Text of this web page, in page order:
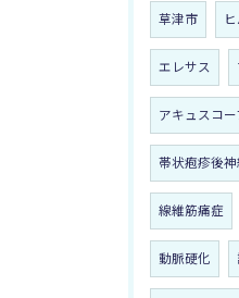
草津市
エレサス
アキュスコー
帯状疱疹後神
線維筋痛症
動脈硬化